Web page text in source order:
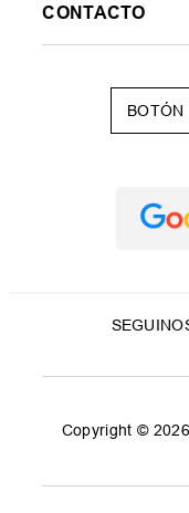
CONTACTO
BOTÓN
Copyright ©